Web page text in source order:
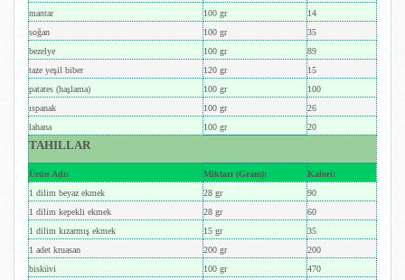
mantar
100 gr
14
soğan
100 gr
35
bezelye
100 gr
89
taze yeşil biber
120 gr
15
patates (haşlama)
100 gr
100
ıspanak
100 gr
26
lahana
100 gr 20
TAHILLAR
Ürün Adı: Miktarı (Gram):
Kalori:
1 dilim beyaz ekmek
28 gr
90
1 dilim kepekli ekmek
28 gr
60
1 dilim kızarmış ekmek
15 gr
35
1 adet kruasan
200 gr
200
bisküvi
100 gr
470